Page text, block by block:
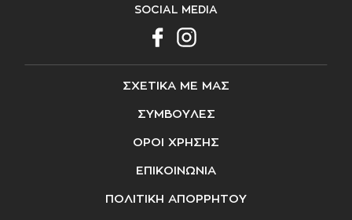
SOCIAL MEDIA
ΣΧΕΤΙΚΑ ΜΕ ΜΑΣ
ΣΥΜΒΟΥΛΕΣ
ΟΡΟΙ ΧΡΗΣΗΣ
ΕΠΙΚΟΙΝΩΝΙΑ
ΠΟΛΙΤΙΚΗ ΑΠΟΡΡΗΤΟΥ